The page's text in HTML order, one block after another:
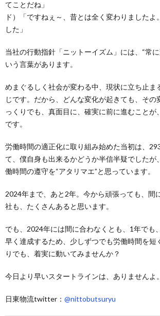
てことだね」
ド）「ですねぇ～、昔とは全く変わりましたよ
した」
当社の行動指針「ニットーイズム」には、“常
いう言葉があります。
めまぐるしく社会が変わる中、現状に立ち止ま
じです。だから、どんな変化が起きても、その
っくりでも、真面目に、確実に前に進むことが
です。
労働時間の適正化に取り組み始めた当初は、
て、僕自身も出来るかどうか半信半疑でしたが
働時間の遵守を“アタリマエ”と思っています。
2024年まで、あと2年。今から頑張っても、間
社も、たくさんあると思います。
でも、2024年には間に合わなくとも、1年でも
早く達成するため、少しずつでも労働時間を短
りでも、着実に動いてみませんか？
今日より早いスタートラインは、ありませんよ
日東物流twitter： @nittobutsuryu